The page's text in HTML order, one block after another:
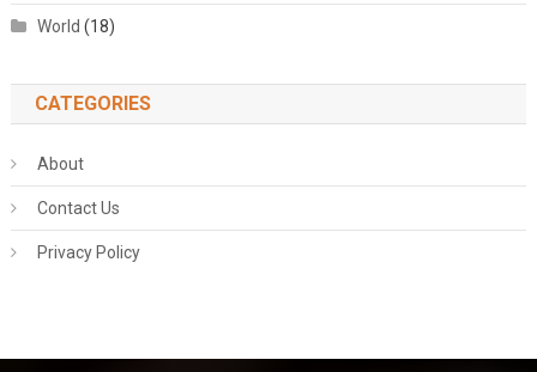
World (18)
CATEGORIES
About
Contact Us
Privacy Policy